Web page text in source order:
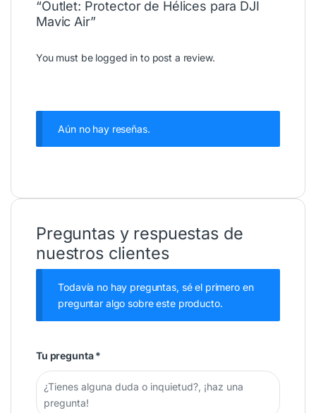
“Outlet: Protector de Hélices para DJI
Mavic Air”
You must be logged in to post a review.
Aún no hay reseñas.
Preguntas y respuestas de
nuestros clientes
Todavía no hay preguntas, sé el primero en
preguntar algo sobre este producto.
Tu pregunta*